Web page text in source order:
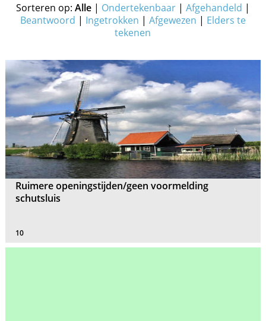
Sorteren op: Alle| Ondertekenbaar| Afgehandeld |
Beantwoord | Ingetrokken | Afgewezen | Elders te
tekenen
Ruimere openingstijden/geen voormelding
schutsluis
10